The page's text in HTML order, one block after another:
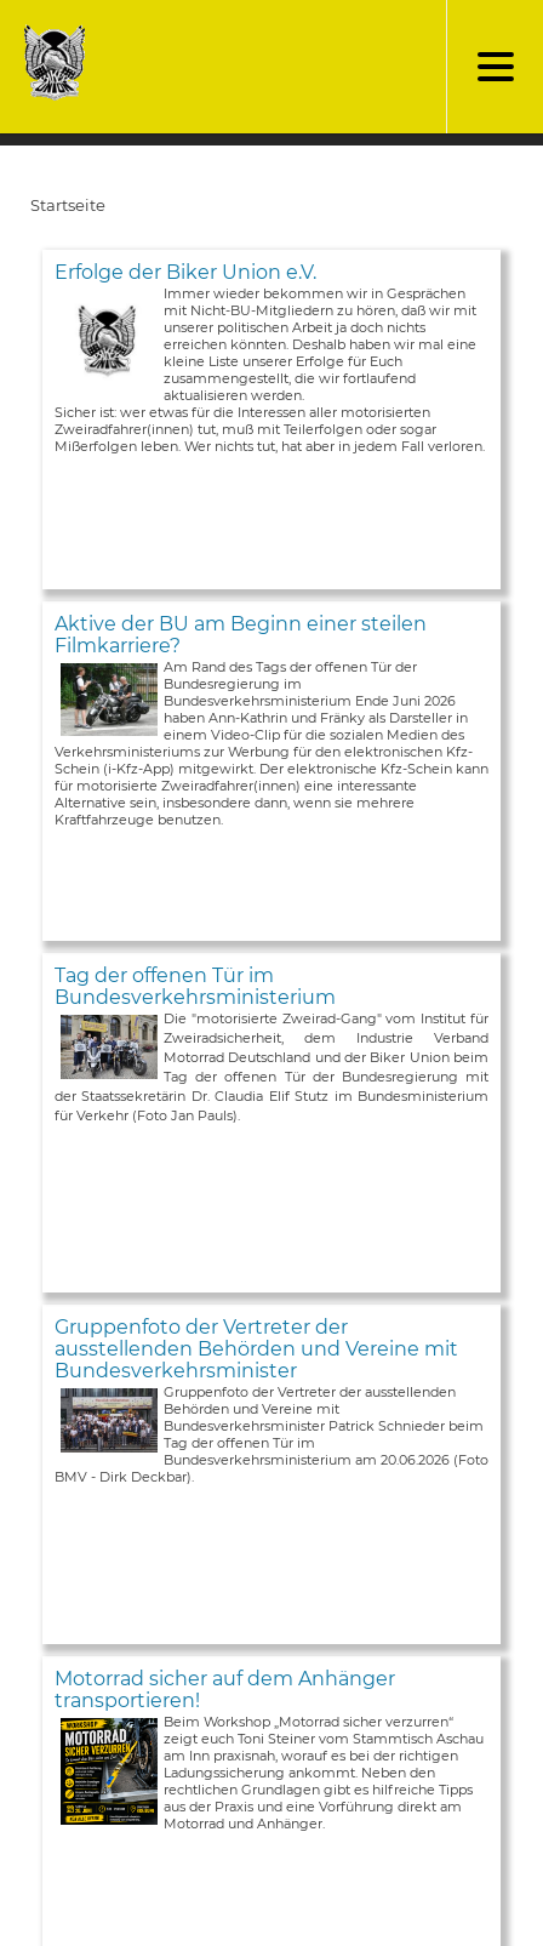
zum
Inhalt
Startseite
Erfolge der Biker Union e.V.
Immer wieder bekommen wir in Gesprächen
mit Nicht-BU-Mitgliedern zu hören, daß wir mit
unserer politischen Arbeit ja doch nichts
erreichen könnten. Deshalb haben wir mal eine
kleine Liste unserer Erfolge für Euch
zusammengestellt, die wir fortlaufend
aktualisieren werden.
Sicher ist: wer etwas für die Interessen aller motorisierten
Zweiradfahrer(innen) tut, muß mit Teilerfolgen oder sogar
Mißerfolgen leben. Wer nichts tut, hat aber in jedem Fall verloren.
Aktive der BU am Beginn einer steilen
Filmkarriere?
Am Rand des Tags der offenen Tür der
Bundesregierung im
Bundesverkehrsministerium Ende Juni 2026
haben Ann-Kathrin und Fränky als Darsteller in
einem Video-Clip für die sozialen Medien des
Verkehrsministeriums zur Werbung für den elektronischen Kfz-
Schein (i-Kfz-App) mitgewirkt. Der elektronische Kfz-Schein kann
für motorisierte Zweiradfahrer(innen) eine interessante
Alternative sein, insbesondere dann, wenn sie mehrere
Kraftfahrzeuge benutzen.
Tag der offenen Tür im
Bundesverkehrsministerium
Die "motorisierte Zweirad-Gang" vom Institut für
Zweiradsicherheit, dem Industrie Verband
Motorrad Deutschland und der Biker Union beim
Tag der offenen Tür der Bundesregierung mit
der Staatssekretärin Dr. Claudia Elif Stutz im Bundesministerium
für Verkehr (Foto Jan Pauls).
Gruppenfoto der Vertreter der
ausstellenden Behörden und Vereine mit
Bundesverkehrsminister
Gruppenfoto der Vertreter der ausstellenden
Behörden und Vereine mit
Bundesverkehrsminister Patrick Schnieder beim
Tag der offenen Tür im
Bundesverkehrsministerium am 20.06.2026 (Foto
BMV - Dirk Deckbar).
Motorrad sicher auf dem Anhänger
transportieren!
Beim Workshop „Motorrad sicher verzurren“
zeigt euch Toni Steiner vom Stammtisch Aschau
am Inn praxisnah, worauf es bei der richtigen
Ladungssicherung ankommt. Neben den
rechtlichen Grundlagen gibt es hilfreiche Tipps
aus der Praxis und eine Vorführung direkt am
Motorrad und Anhänger.